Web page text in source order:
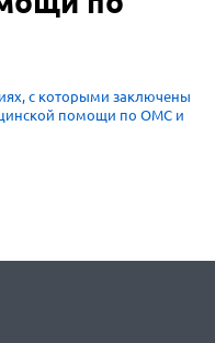
с которыми заключены
помощи по ОМС и